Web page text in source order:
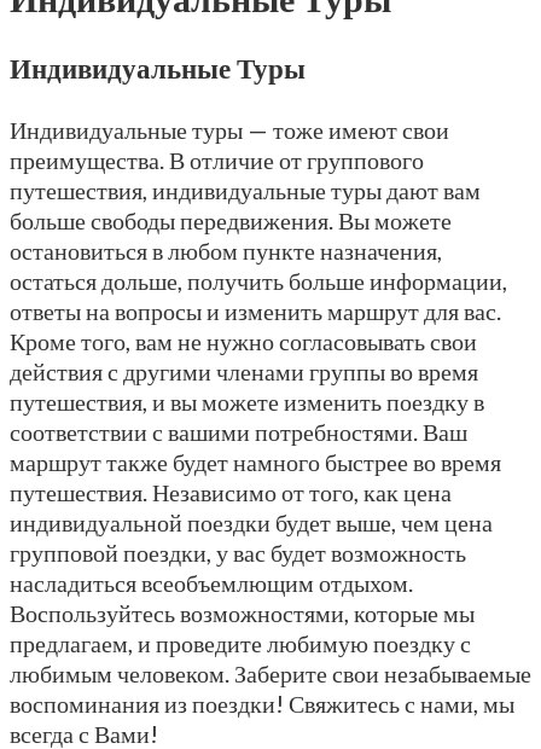
Индивидуальные Туры
Индивидуальные туры — тоже имеют свои
преимущества. В отличие от группового
путешествия, индивидуальные туры дают вам
больше свободы передвижения. Вы можете
остановиться в любом пункте назначения,
остаться дольше, получить больше информации,
ответы на вопросы и изменить маршрут для вас.
Кроме того, вам не нужно согласовывать свои
действия с другими членами группы во время
путешествия, и вы можете изменить поездку в
соответствии с вашими потребностями. Ваш
маршрут также будет намного быстрее во время
путешествия. Независимо от того, как цена
индивидуальной поездки будет выше, чем цена
групповой поездки, у вас будет возможность
насладиться всеобъемлющим отдыхом.
Воспользуйтесь возможностями, которые мы
предлагаем, и проведите любимую поездку с
любимым человеком. Заберите свои незабываемые
воспоминания из поездки! Свяжитесь с нами, мы
всегда с Вами!